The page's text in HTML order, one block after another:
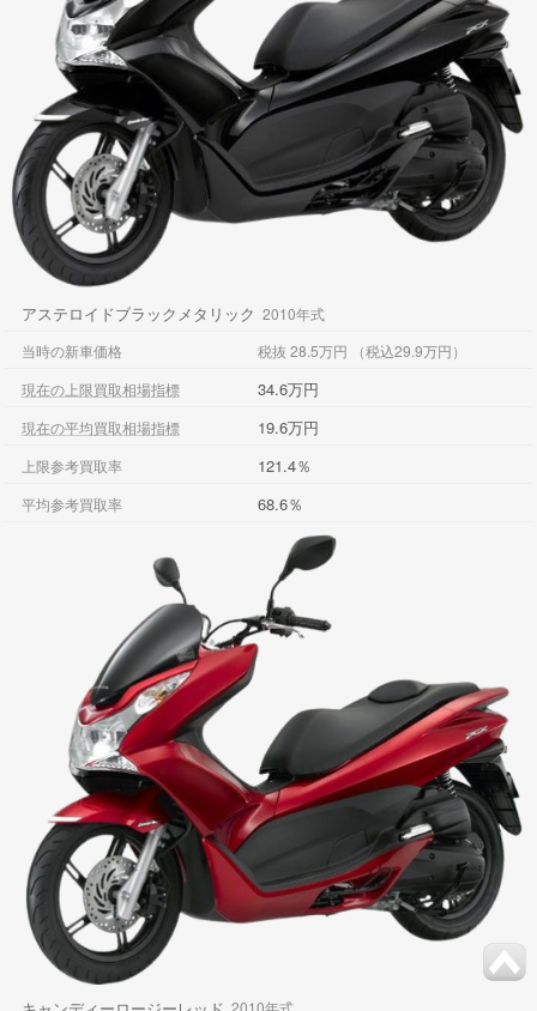
アステロイドブラックメタリック 2010年式
当時の新車価格
税抜 28.5万円 （税込29.9万円）
現在の上限買取相場指標
34.6万円
現在の平均買取相場指標 19.6万円
上限参考買取率 121.4％
平均参考買取率 68.6％
2010年式